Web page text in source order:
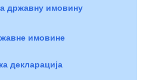
државну имовину
имовине
декларација